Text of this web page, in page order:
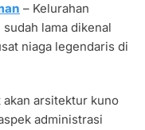
– Kelurahan
lama dikenal
niaga legendaris di
arsitektur kuno
administrasi